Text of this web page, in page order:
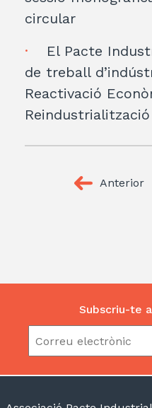
circular
El Pacte
de treball
Reactivació
Reindustrialització
Anterior
Subscriu-te